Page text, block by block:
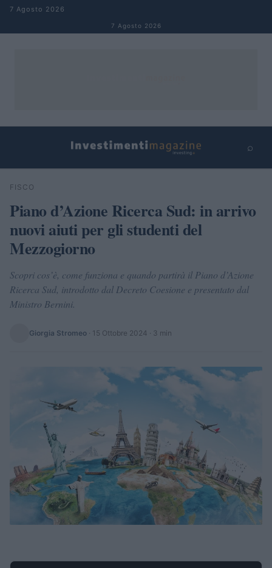
Salta al contenuto
7 Agosto 2026
7 Agosto 2026
⌕
Cerca
FISCO
Piano d’Azione Ricerca Sud: in arrivo
nuovi aiuti per gli studenti del
Mezzogiorno
Scopri cos’è, come funziona e quando partirà il Piano d’Azione
Ricerca Sud, introdotto dal Decreto Coesione e presentato dal
Ministro Bernini.
Giorgia Stromeo · 15 Ottobre 2024 · 3 min